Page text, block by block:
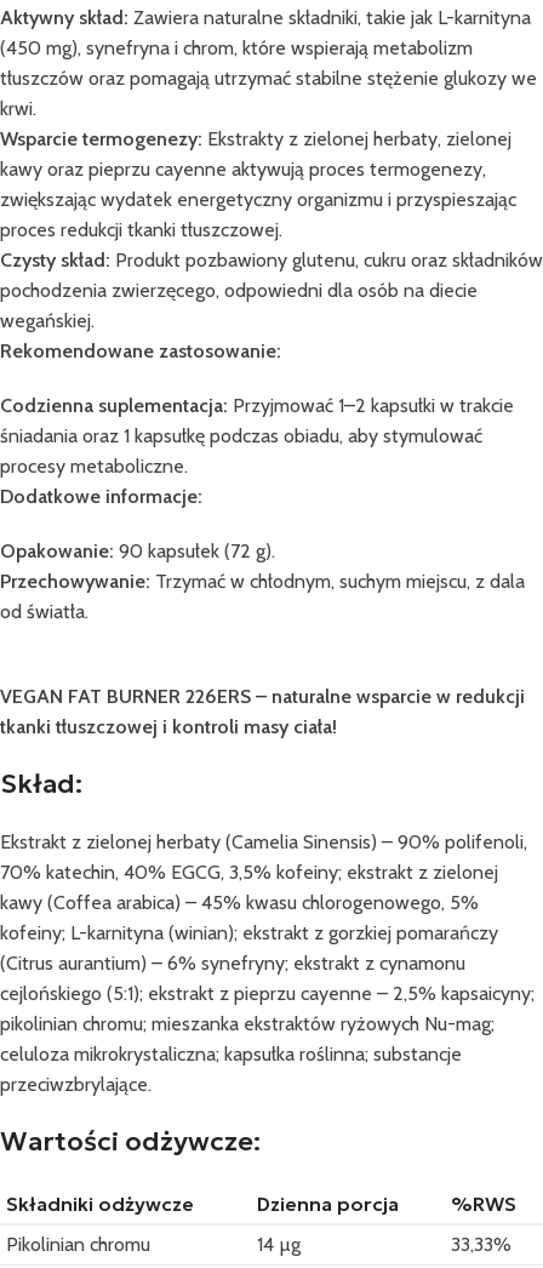
Aktywny skład: Zawiera naturalne składniki, takie jak L-karnityna
(450 mg), synefryna i chrom, które wspierają metabolizm
tłuszczów oraz pomagają utrzymać stabilne stężenie glukozy we
krwi.
Wsparcie termogenezy: Ekstrakty z zielonej herbaty, zielonej
kawy oraz pieprzu cayenne aktywują proces termogenezy,
zwiększając wydatek energetyczny organizmu i przyspieszając
proces redukcji tkanki tłuszczowej.
Czysty skład: Produkt pozbawiony glutenu, cukru oraz składników
pochodzenia zwierzęcego, odpowiedni dla osób na diecie
wegańskiej.
Rekomendowane zastosowanie:
Codzienna suplementacja: Przyjmować 1–2 kapsułki w trakcie
śniadania oraz 1 kapsułkę podczas obiadu, aby stymulować
procesy metaboliczne.
Dodatkowe informacje:
Opakowanie: 90 kapsułek (72 g).
Przechowywanie: Trzymać w chłodnym, suchym miejscu, z dala
od światła.
VEGAN FAT BURNER 226ERS – naturalne wsparcie w redukcji
tkanki tłuszczowej i kontroli masy ciała!
Skład:
Ekstrakt z zielonej herbaty (Camelia Sinensis) – 90% polifenoli,
70% katechin, 40% EGCG, 3,5% kofeiny; ekstrakt z zielonej
kawy (Coffea arabica) – 45% kwasu chlorogenowego, 5%
kofeiny; L-karnityna (winian); ekstrakt z gorzkiej pomarańczy
(Citrus aurantium) – 6% synefryny; ekstrakt z cynamonu
cejlońskiego (5:1); ekstrakt z pieprzu cayenne – 2,5% kapsaicyny;
pikolinian chromu; mieszanka ekstraktów ryżowych Nu-mag;
celuloza mikrokrystaliczna; kapsułka roślinna; substancje
przeciwzbrylające.
Wartości odżywcze:
Składniki odżywcze Dzienna porcja %RWS
Pikolinian chromu 14 µg 33,33%